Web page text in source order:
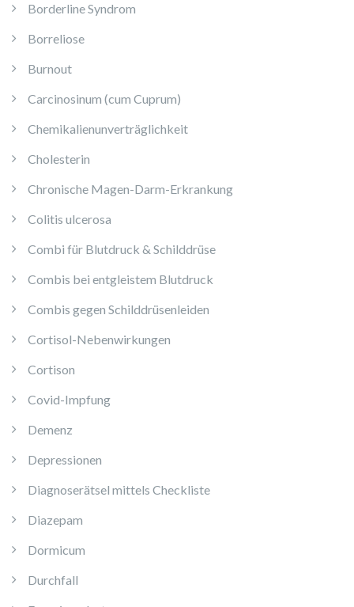
Borderline Syndrom
Borreliose
Burnout
Carcinosinum (cum Cuprum)
Chemikalienunverträglichkeit
Cholesterin
Chronische Magen-Darm-Erkrankung
Colitis ulcerosa
Combi für Blutdruck & Schilddrüse
Combis bei entgleistem Blutdruck
Combis gegen Schilddrüsenleiden
Cortisol-Nebenwirkungen
Cortison
Covid-Impfung
Demenz
Depressionen
Diagnoserätsel mittels Checkliste
Diazepam
Dormicum
Durchfall